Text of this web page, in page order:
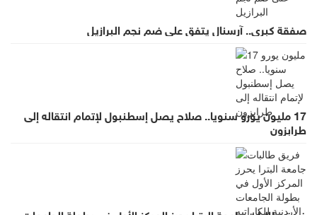
صفقة كبرى.. آرسنال يتفق على ضم نجم البرازيل
17 مليون يورو سنويا.. صلاح يصل إسطنبول لإتمام انتقاله إلى
طرابزون